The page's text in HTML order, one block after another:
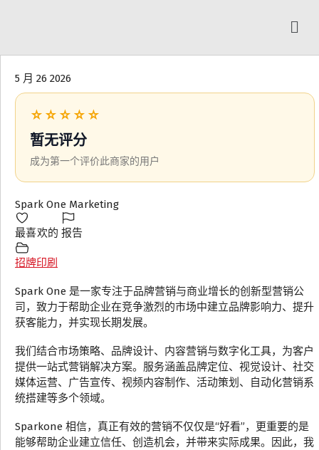
5 月 26 2026
☆☆☆☆☆
暂无评分
成为第一个评价此商家的用户
Spark One Marketing
最喜欢的 报告
招牌印刷
Spark One 是一家专注于品牌营销与商业增长的创新型营销公
司，致力于帮助企业在竞争激烈的市场中建立品牌影响力、提升
获客能力，并实现长期发展。
我们结合市场策略、品牌设计、内容营销与数字化工具，为客户
提供一站式营销解决方案。服务涵盖品牌定位、视觉设计、社交
媒体运营、广告宣传、视频内容制作、活动策划、自动化营销系
统搭建等多个领域。
Sparkone 相信，真正有效的营销不仅仅是“好看”，更重要的是
能够帮助企业建立信任、创造机会，并带来实际成果。因此，我